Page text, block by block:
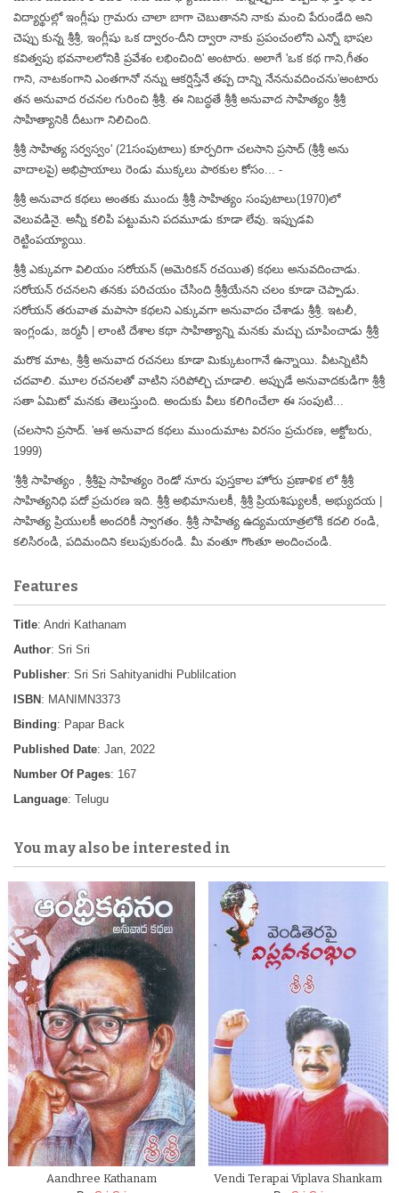
విద్యార్థుల్లో ఇంగ్లీషు గ్రామరు చాలా బాగా చెబుతానని నాకు మంచి పేరుండేది అని
చెప్పు కున్న శ్రీశ్రీ, ఇంగ్లీషు ఒక ద్వారం-దీని ద్వారా నాకు ప్రపంచంలోని ఎన్నో భాషల
కవిత్వపు భవనాలలోనికి ప్రవేశం లభించింది' అంటారు. అలాగే 'ఒక కథ గాని,గీతం
గాని, నాటకంగాని ఎంతగానో నన్ను ఆకర్షిస్తేనే తప్ప దాన్ని నేననువదించను'అంటారు
తన అనువాద రచనల గురించి శ్రీశ్రీ. ఈ నిబద్ధతే శ్రీశ్రీ అనువాద సాహిత్యం శ్రీశ్రీ
సాహిత్యానికి దీటుగా నిలిచింది.
శ్రీశ్రీ సాహిత్య సర్వస్వం' (21సంపుటాలు) కూర్పరిగా చలసాని ప్రసాద్ (శ్రీశ్రీ అను
వాదాలపై) అభిప్రాయాలు రెండు ముక్కలు పాఠకుల కోసం... -
శ్రీశ్రీ అనువాద కథలు అంతకు ముందు శ్రీశ్రీ సాహిత్యం సంపుటాలు(1970)లో
వెలువడినై. అన్నీ కలిపి పట్టుమని పదమూడు కూడా లేవు. ఇప్పుడవి
రెట్టింపయ్యాయి.
శ్రీశ్రీ ఎక్కువగా విలియం సరోయన్ (అమెరికన్ రచయిత) కథలు అనువదించాడు.
సరోయన్ రచనలని తనకు పరిచయం చేసింది శ్రీశ్రీయేనని చలం కూడా చెప్పాడు.
సరోయన్ తరువాత మపాసా కథలని ఎక్కువగా అనువాదం చేశాడు శ్రీశ్రీ. ఇటలీ,
ఇంగ్లండు, జర్మనీ | లాంటి దేశాల కథా సాహిత్యాన్ని మనకు మచ్చు చూపించాడు శ్రీశ్రీ
మరొక మాట, శ్రీశ్రీ అనువాద రచనలు కూడా మిక్కుటంగానే ఉన్నాయి. వీటన్నిటినీ
చదవాలి. మూల రచనలతో వాటిని సరిపోల్చి చూడాలి. అప్పుడే అనువాదకుడిగా శ్రీశ్రీ
సతా ఏమిటో మనకు తెలుస్తుంది. అందుకు వీలు కలిగించేలా ఈ సంపుటి...
(చలసాని ప్రసాద్. 'ఆశ అనువాద కథలు ముందుమాట విరసం ప్రచురణ, అక్టోబరు,
1999)
'శ్రీశ్రీ సాహిత్యం , శ్రీశ్రీపై సాహిత్యం రెండో నూరు పుస్తకాల హోరు ప్రణాళిక లో శ్రీశ్రీ
సాహిత్యనిధి పదో ప్రచురణ ఇది. శ్రీశ్రీ అభిమానులకీ, శ్రీశ్రీ ప్రియశిష్యులకీ, అభ్యుదయ |
సాహిత్య ప్రియులకీ అందరికీ స్వాగతం. శ్రీశ్రీ సాహిత్య ఉద్యమయాత్రలోకి కదలి రండి,
కలిసిరండి, పదిమందిని కలుపుకురండి. మీ వంతూ గొంతూ అందించండి.
Features
Title: Andri Kathanam
Author: Sri Sri
Publisher: Sri Sri Sahityanidhi Publilcation
ISBN : MANIMN3373
Binding: Papar Back
Published Date: Jan, 2022
Number Of Pages: 167
Language: Telugu
You may also be interested in
Aandhree Kathanam
Vendi Terapai Viplava Shankam